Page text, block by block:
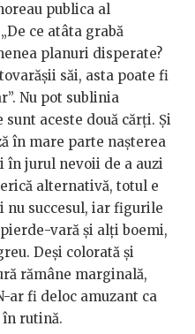
publica al
ce atâta grabă
planuri disperate?
săi, asta poate fi
Nu pot sublinia
aceste două cărți. Și
în mare parte nașterea
în jurul nevoii de a auzi
alternativă, totul e
nu succesul, iar figurile
vară și alți boemi,
Deși colorată și
rămâne marginală,
ar fi deloc amuzant ca
rutină.